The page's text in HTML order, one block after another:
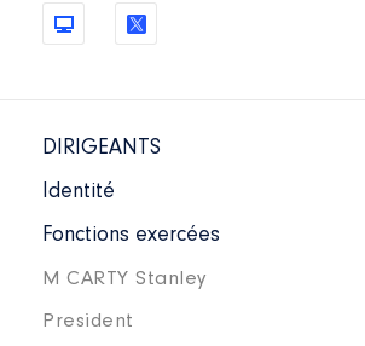
DIRIGEANTS
Identité
Fonctions exercées
M CARTY Stanley
President